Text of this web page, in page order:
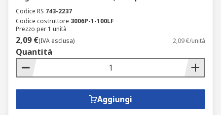
Codice RS 743-2237
Codice costruttore 3006P-1-100LF
Prezzo per 1 unità
2,09 €(IVA esclusa) 2,09 €/unità
Quantità
Aggiungi